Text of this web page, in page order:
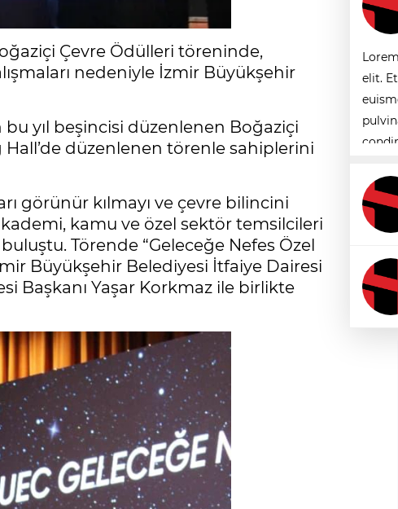
Çevre Ödülleri töreninde,
nedeniyle İzmir Büyükşehir
yıl beşincisi düzenlenen Boğaziçi
düzenlenen törenle sahiplerini
görünür kılmayı ve çevre bilincini
kamu ve özel sektör temsilcileri
Törende “Geleceğe Nefes Özel
Büyükşehir Belediyesi İtfaiye Dairesi
Başkanı Yaşar Korkmaz ile birlikte
elit.